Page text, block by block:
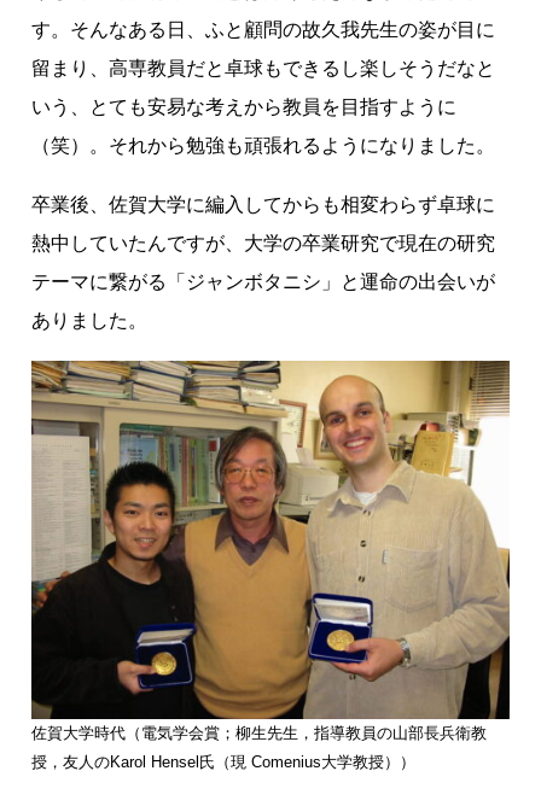
す。そんなある日、ふと顧問の故久我先生の姿が目に
留まり、高専教員だと卓球もできるし楽しそうだなと
いう、とても安易な考えから教員を目指すように
（笑）。それから勉強も頑張れるようになりました。
卒業後、佐賀大学に編入してからも相変わらず卓球に
熱中していたんですが、大学の卒業研究で現在の研究
テーマに繋がる「ジャンボタニシ」と運命の出会いが
ありました。
佐賀大学時代（電気学会賞；柳生先生，指導教員の山部長兵衛教
授，友人のKarol Hensel氏（現 Comenius大学教授））